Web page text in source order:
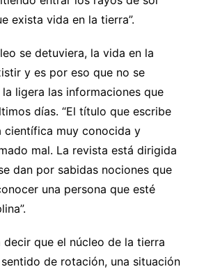
exista vida en la tierra”.
se detuviera, la vida en la
y es por eso que no se
ligera las informaciones que
días. “El título que escribe
científica muy conocida y
mal. La revista está dirigida
dan por sabidas nociones que
una persona que esté
decir que el núcleo de la tierra
de rotación, una situación